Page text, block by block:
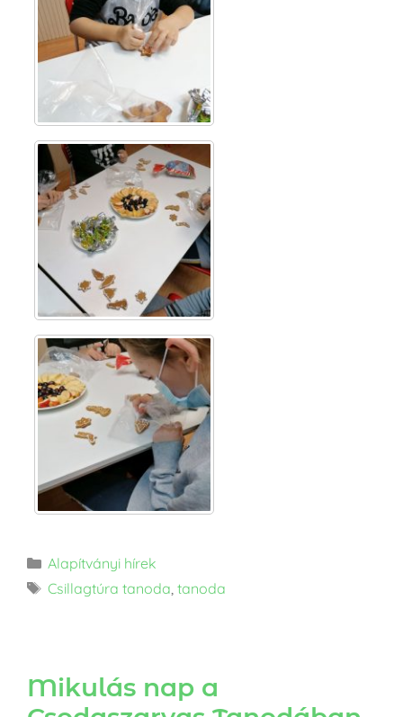
Alapítványi hírek
Csillagtúra tanoda, tanoda
Mikulás nap a